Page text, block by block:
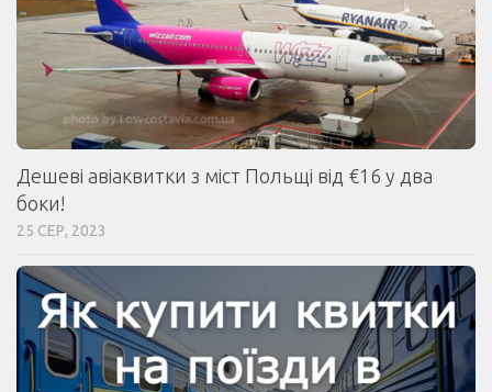
Дешеві авіаквитки з міст Польщі від €16 у два
боки!
25 СЕР, 2023